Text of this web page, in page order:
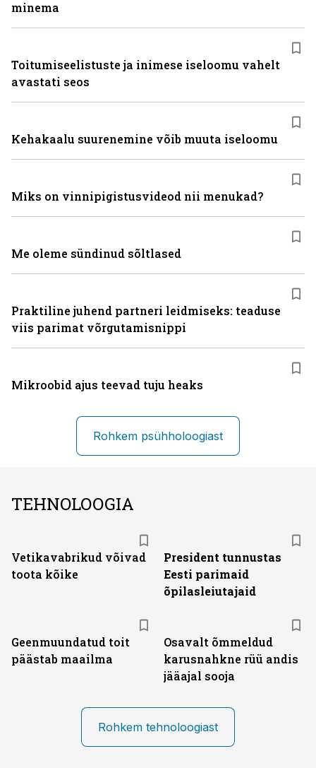
minema
Toitumiseelistuste ja inimese iseloomu vahelt
avastati seos
Kehakaalu suurenemine võib muuta iseloomu
Miks on vinni­pigistusvideod nii menukad?
Me oleme sündinud sõltlased
Praktiline juhend partneri leidmiseks: teaduse
viis parimat võrgutamisnippi
Mikroobid ajus teevad tuju heaks
Rohkem psühholoogiast
TEHNOLOOGIA
Vetikavabrikud võivad
toota kõike
President tunnustas
Eesti parimaid
õpilasleiutajaid
Geenmuundatud toit
päästab maailma
Osavalt õmmeldud
karusnahkne rüü andis
jääajal sooja
Rohkem tehnoloogiast